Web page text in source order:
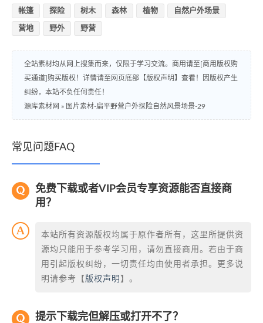
帐篷 探险 树木 森林 植物 自然户外场景
营地 野外 野营
全站素材均从网上搜集而来，仅限于学习交流。商用请至[商用版权购
买通道]购买版权！详情请至网页底部【版权声明】查看！因版权产生
纠纷，本站不负任何责任！
源库素材网 » 图片素材-扁平野营户外探险自然风景场景-29
常见问题FAQ
免费下载或者VIP会员专享资源能否直接商
用？
本站所有资源版权均属于原作者所有，这里所提供资
源均只能用于参考学习用，请勿直接商用。若由于商
用引起版权纠纷，一切责任均由使用者承担。更多说
明请参考【 版权声明 】。
提示下载完但解压或打开不了？